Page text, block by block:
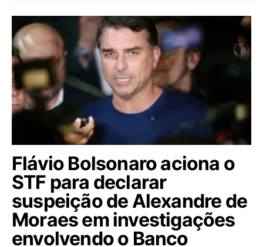
Flávio Bolsonaro aciona o
STF para declarar
suspeição de Alexandre de
Moraes em investigações
envolvendo o Banco